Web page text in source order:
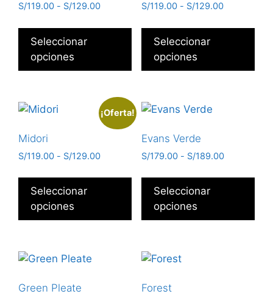
S/119.00 - S/129.00
Seleccionar
opciones
S/119.00 - S/129.00
Seleccionar
opciones
¡Oferta!
Midori
S/119.00 - S/129.00
Seleccionar
opciones
Evans Verde
S/179.00 - S/189.00
Seleccionar
opciones
Green Pleate Forest